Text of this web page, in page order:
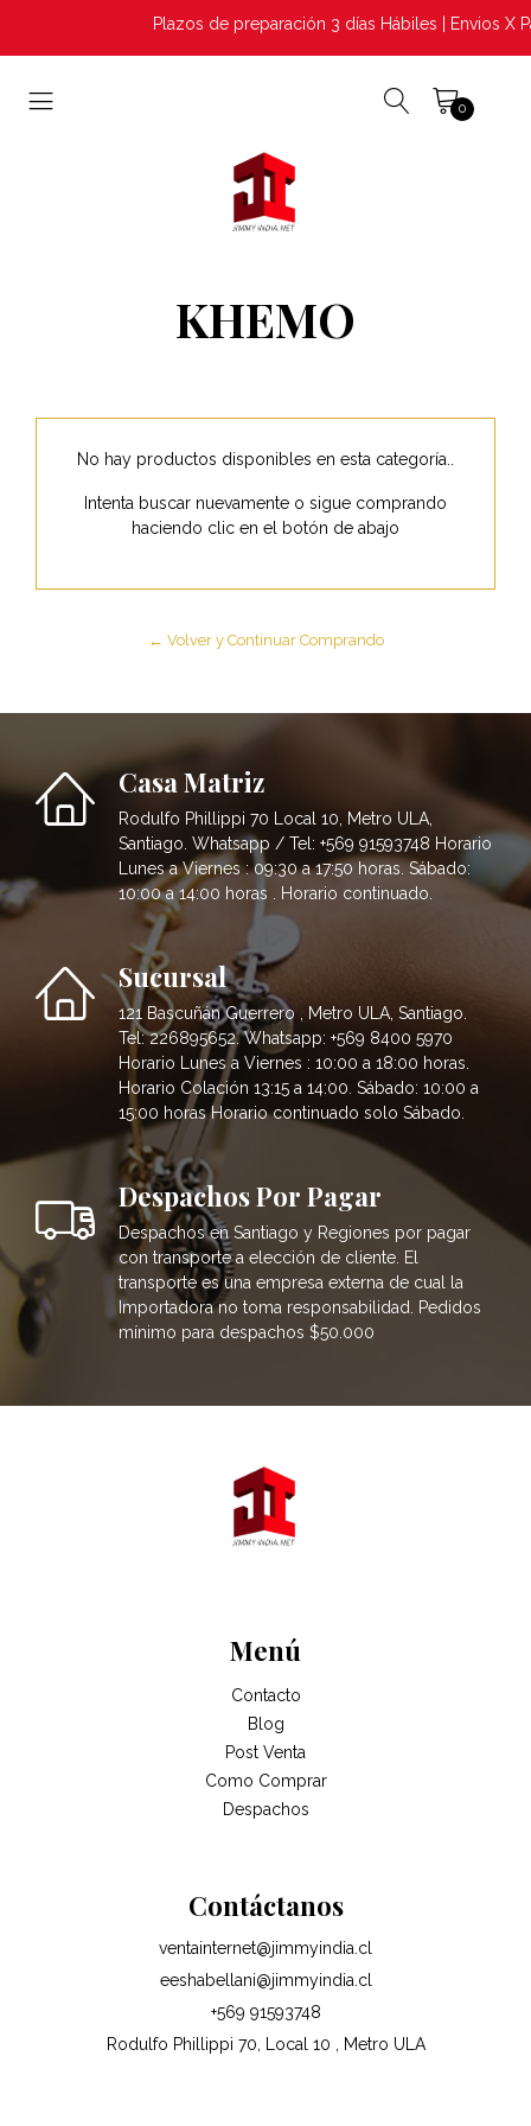
Plazos de preparación 3 días Hábiles | Envios X
0
KHEMO
No hay productos disponibles en esta categoría..
Intenta buscar nuevamente o sigue comprando
haciendo clic en el botón de abajo
← Volver y Continuar Comprando
Casa Matriz
Rodulfo Phillippi 70 Local 10, Metro ULA,
Santiago. Whatsapp / Tel: +569 91593748 Horario
Lunes a Viernes : 09:30 a 17:50 horas. Sábado:
10:00 a 14:00 horas . Horario continuado.
Sucursal
121 Bascuñán Guerrero , Metro ULA, Santiago.
Tel: 226895652. Whatsapp: +569 8400 5970
Horario Lunes a Viernes : 10:00 a 18:00 horas.
Horario Colación 13:15 a 14:00. Sábado: 10:00 a
15:00 horas Horario continuado solo Sábado.
Despachos Por Pagar
Despachos en Santiago y Regiones por pagar
con transporte a elección de cliente. El
transporte es una empresa externa de cual la
Importadora no toma responsabilidad. Pedidos
mínimo para despachos $50.000
Menú
Contacto
Blog
Post Venta
Como Comprar
Despachos
Contáctanos
ventainternet@jimmyindia.cl
eeshabellani@jimmyindia.cl
+569 91593748
Rodulfo Phillippi 70, Local 10 , Metro ULA